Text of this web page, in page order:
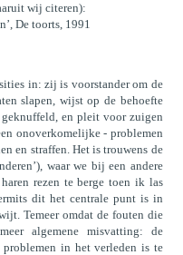
wij citeren):
De toorts, 1991
in: zij is voorstander om de
slapen, wijst op de behoefte
en pleit voor zuigen
onoverkomelijke - problemen
en straffen. Het is trouwens de
waar we bij een andere
rezen te berge toen ik las
dit het centrale punt is in
Temeer omdat de fouten die
algemene misvatting: de
in het verleden is te